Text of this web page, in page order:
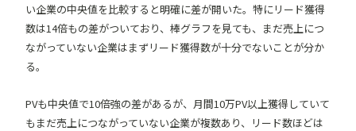
い企業の中央値を比較すると明確に差が開いた。特にリード獲得
数は14倍もの差がついており、棒グラフを見ても、まだ売上につ
ながっていない企業はまずリード獲得数が十分でないことが分か
る。
PVも中央値で10倍強の差があるが、月間10万PV以上獲得していて
もまだ売上につながっていない企業が複数あり、リード数ほどは